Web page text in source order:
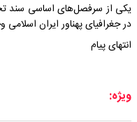
یکی از سرفصل‌های اساسی سند
در جغرافیای پهناور ایران
انتهای پیام
ویژه: